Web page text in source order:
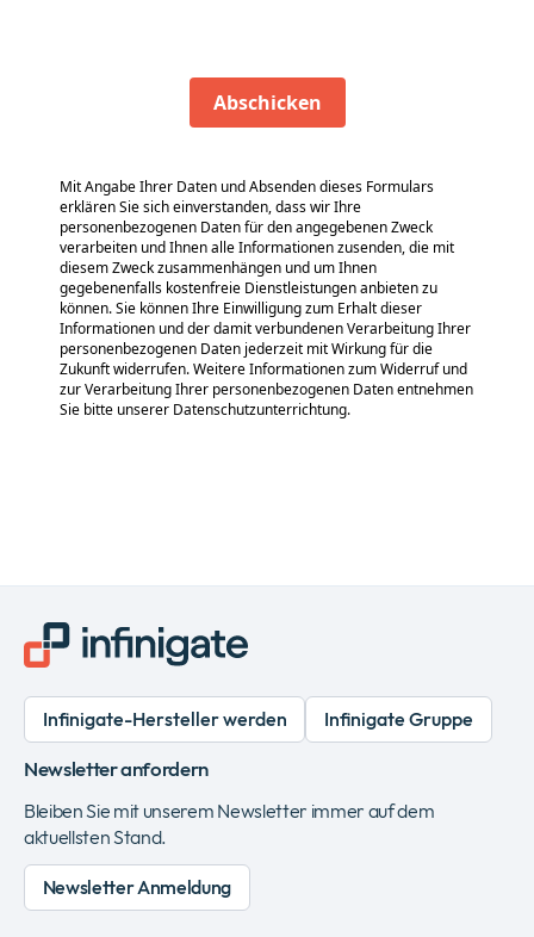
Abschicken
Mit Angabe Ihrer Daten und Absenden dieses Formulars
erklären Sie sich einverstanden, dass wir Ihre
personenbezogenen Daten für den angegebenen Zweck
verarbeiten und Ihnen alle Informationen zusenden, die mit
diesem Zweck zusammenhängen und um Ihnen
gegebenenfalls kostenfreie Dienstleistungen anbieten zu
können. Sie können Ihre Einwilligung zum Erhalt dieser
Informationen und der damit verbundenen Verarbeitung Ihrer
personenbezogenen Daten jederzeit mit Wirkung für die
Zukunft widerrufen. Weitere Informationen zum Widerruf und
zur Verarbeitung Ihrer personenbezogenen Daten entnehmen
Sie bitte unserer Datenschutzunterrichtung.
Infinigate-Hersteller werden Infinigate Gruppe
Newsletter anfordern
Bleiben Sie mit unserem Newsletter immer auf dem
aktuellsten Stand.
Newsletter Anmeldung